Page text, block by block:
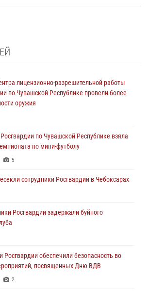
лицензионно-разрешительной работы
по Чувашской Республике провели более
оружия
по Чувашской Республике взяла
по мини-футболу
5
сотрудники Росгвардии в Чебоксарах
Росгвардии задержали буйного
Росгвардии обеспечили безопасность во
посвященных Дню ВДВ
2